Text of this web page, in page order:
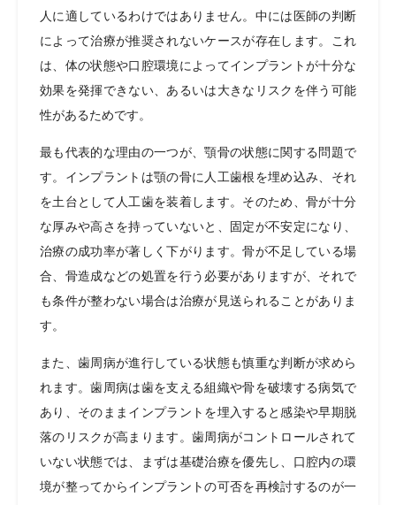
人に適しているわけではありません。中には医師の判断
によって治療が推奨されないケースが存在します。これ
は、体の状態や口腔環境によってインプラントが十分な
効果を発揮できない、あるいは大きなリスクを伴う可能
性があるためです。
最も代表的な理由の一つが、顎骨の状態に関する問題で
す。インプラントは顎の骨に人工歯根を埋め込み、それ
を土台として人工歯を装着します。そのため、骨が十分
な厚みや高さを持っていないと、固定が不安定になり、
治療の成功率が著しく下がります。骨が不足している場
合、骨造成などの処置を行う必要がありますが、それで
も条件が整わない場合は治療が見送られることがありま
す。
また、歯周病が進行している状態も慎重な判断が求めら
れます。歯周病は歯を支える組織や骨を破壊する病気で
あり、そのままインプラントを埋入すると感染や早期脱
落のリスクが高まります。歯周病がコントロールされて
いない状態では、まずは基礎治療を優先し、口腔内の環
境が整ってからインプラントの可否を再検討するのが一